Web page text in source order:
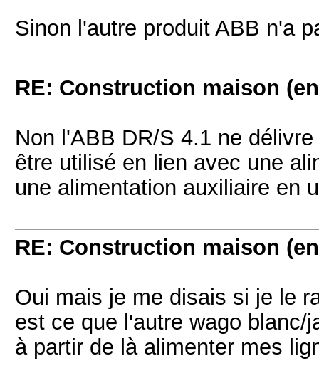
Sinon l'autre produit ABB n'a
RE: Construction maison
Non l'ABB DR/S 4.1 ne
être utilisé en lien avec une
une alimentation auxiliaire en
RE: Construction maison
Oui mais je me disais si je le
est ce que l'autre wago
à partir de là alimenter mes